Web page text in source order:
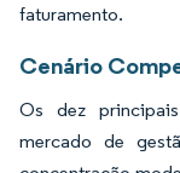
faturamento.
Cenário
Os dez
mercado de